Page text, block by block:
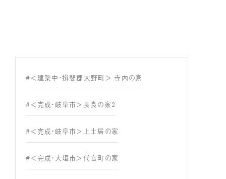
#＜建築中・揖斐郡大野町＞ 寺内の家
#＜完成・岐阜市＞長良の家2
#＜完成・岐阜市＞上土居の家
#＜完成・大垣市＞代官町の家